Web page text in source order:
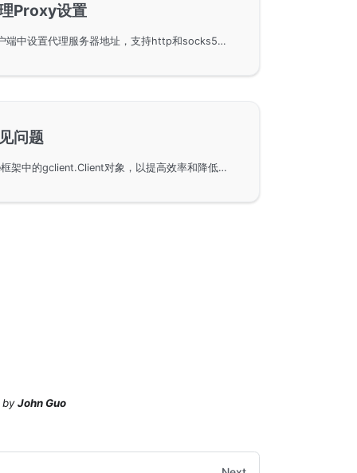
Proxy设置
在GoFrame框架的HTTP客户端中设置代理服务器地址，支持http和socks5两种形式。通过SetProxy和Proxy方法，用户可以轻松配置代理，实现对外网资源的访问，包括普通调用示例和链式调用示例，帮助用户快速掌握代理功能的使用。
问题
解释如何有效使用GoFrame框架中的gclient.Client对象，以提高效率和降低资源使用。包含gclient.Client对象复用的建议以及如何处理非法字符问题，通过示例演示设置正确的ContentType。
byJohn Guo